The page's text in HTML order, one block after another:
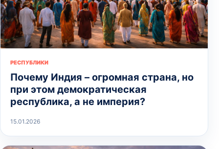
РЕСПУБЛИКИ
Почему Индия – огромная страна, но
при этом демократическая
республика, а не империя?
15.01.2026